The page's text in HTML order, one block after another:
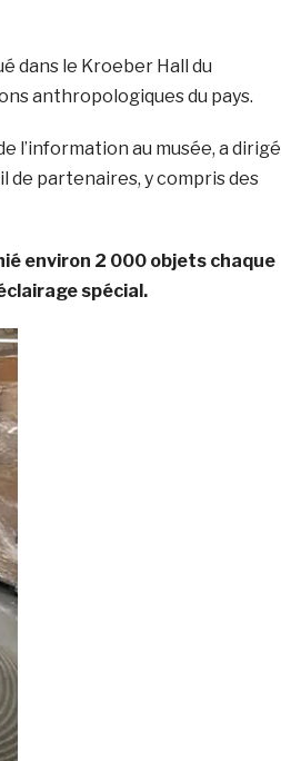
dans le Kroeber Hall du
anthropologiques du pays.
l’information au musée, a dirigé
de partenaires, y compris des
environ 2 000 objets chaque
spécial.